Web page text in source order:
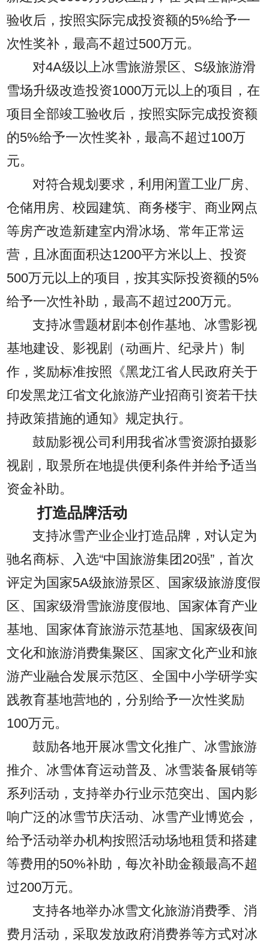
验收后，按照实际完成投资额的5%给予一
次性奖补，最高不超过500万元。
对4A级以上冰雪旅游景区、S级旅游滑
雪场升级改造投资1000万元以上的项目，在
项目全部竣工验收后，按照实际完成投资额
的5%给予一次性奖补，最高不超过100万
元。
对符合规划要求，利用闲置工业厂房、
仓储用房、校园建筑、商务楼宇、商业网点
等房产改造新建室内滑冰场、常年正常运
营，且冰面面积达1200平方米以上、投资
500万元以上的项目，按其实际投资额的5%
给予一次性补助，最高不超过200万元。
支持冰雪题材剧本创作基地、冰雪影视
基地建设、影视剧（动画片、纪录片）制
作，奖励标准按照《黑龙江省人民政府关于
印发黑龙江省文化旅游产业招商引资若干扶
持政策措施的通知》规定执行。
鼓励影视公司利用我省冰雪资源拍摄影
视剧，取景所在地提供便利条件并给予适当
资金补助。
打造品牌活动
支持冰雪产业企业打造品牌，对认定为
驰名商标、入选“中国旅游集团20强”，首次
评定为国家5A级旅游景区、国家级旅游度假
区、国家级滑雪旅游度假地、国家体育产业
基地、国家体育旅游示范基地、国家级夜间
文化和旅游消费集聚区、国家文化产业和旅
游产业融合发展示范区、全国中小学研学实
践教育基地营地的，分别给予一次性奖励
100万元。
鼓励各地开展冰雪文化推广、冰雪旅游
推介、冰雪体育运动普及、冰雪装备展销等
系列活动，支持举办行业示范突出、国内影
响广泛的冰雪节庆活动、冰雪产业博览会，
给予活动举办机构按照活动场地租赁和搭建
等费用的50%补助，每次补助金额最高不超
过200万元。
支持各地举办冰雪文化旅游消费季、消
费月活动，采取发放政府消费券等方式对冰